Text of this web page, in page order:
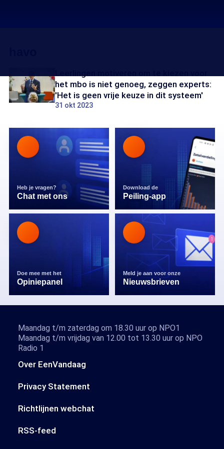
het mbo is niet genoeg, zeggen experts:
'Het is geen vrije keuze in dit systeem'
31 okt 2023
Heb je vragen?
Chat met ons
Download de
Peiling-app
Doe mee met het
Opiniepanel
Meld je aan voor onze
Nieuwsbrieven
Over EenVandaag
Privacy Statement
Richtlijnen webchat
RSS-feed
Maandag t/m zaterdag om 18.30 uur op NPO1
Maandag t/m vrijdag van 12.00 tot 13.30 uur op NPO
Radio 1